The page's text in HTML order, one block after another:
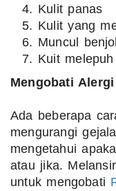
Kulit panas
Kulit yang
Muncul
Kuit melepuh
Mengobati
Ada beberapa
mengurangi
mengetahui
atau jika.
untuk mengobati